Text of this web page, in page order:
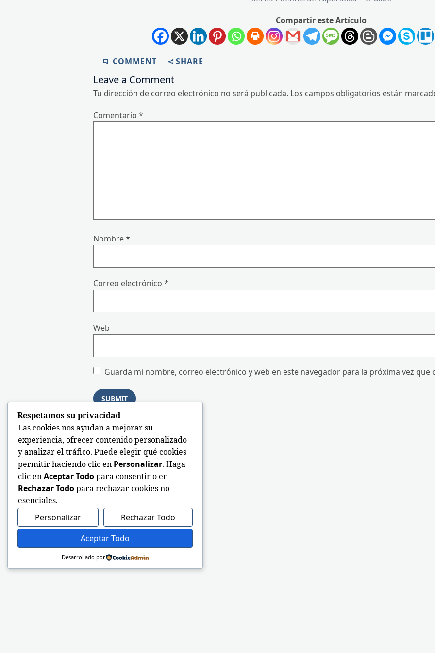
Compartir este Artículo
COMMENT SHARE
Leave a Comment
Tu dirección de correo electrónico no será publicada. Los campos obligatorios están
Comentario *
Nombre*
Correo electrónico *
Web
Guarda mi nombre, correo electrónico y web en este navegador para la próxima vez que
Respetamos su privacidad
Las cookies nos ayudan a mejorar su
experiencia, ofrecer contenido personalizado
y analizar el tráfico. Puede elegir qué cookies
permitir haciendo clic en Personalizar. Haga
clic enAceptar Todopara consentir o en
Rechazar Todopara rechazar cookies no
esenciales.
Personalizar
Rechazar Todo
Aceptar Todo
Desarrollado por